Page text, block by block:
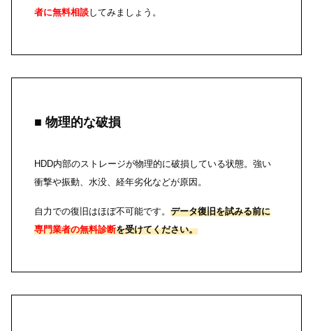
者に無料相談してみましょう。
■ 物理的な破損
HDD内部のストレージが物理的に破損している状態。強い
衝撃や振動、水没、経年劣化などが原因。
自力での復旧はほぼ不可能です。 データ復旧を試みる前に
専門業者の無料診断を受けてください。